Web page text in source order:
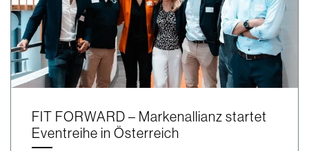
FIT FORWARD – Markenallianz startet
Eventreihe in Österreich